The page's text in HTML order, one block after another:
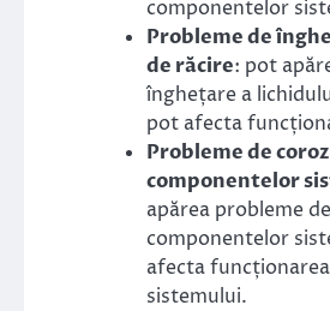
componentelor
Probleme de
de răcire: pot
înghețare a
pot afecta
Probleme de
componentelor
apărea probleme
componentelor
afecta
sistemului.